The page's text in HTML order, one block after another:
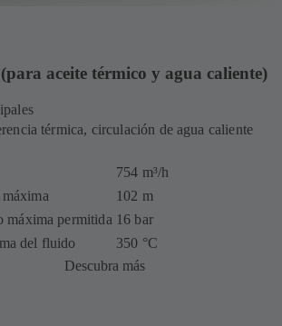
aceite térmico y agua caliente)
térmica, circulación de agua caliente
754 m³/h
102 m
máxima permitida 16 bar
del fluido
350 °C
Descubra más